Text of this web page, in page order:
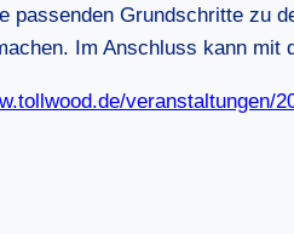
passenden Grundschritte zu
Im Anschluss kann
veranstaltungen/